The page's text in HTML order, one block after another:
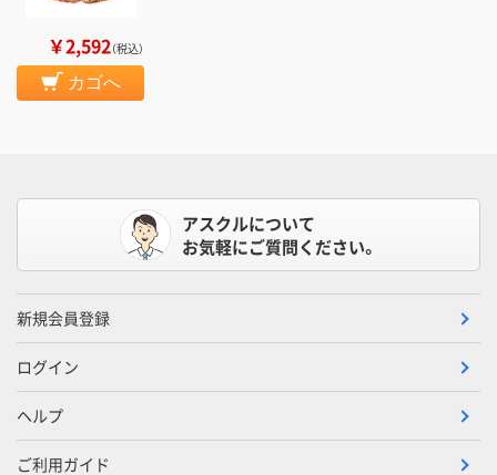
￥2,592（税込）
カゴへ
アスクルについて
お気軽にご質問ください。
新規会員登録
ログイン
ヘルプ
ご利用ガイド